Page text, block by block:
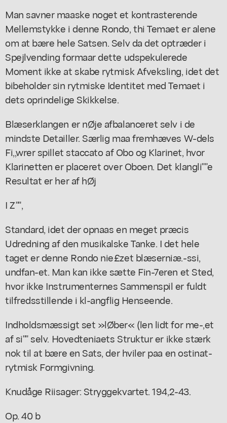
Man savner maaske noget et kontrasterende
Mellemstykke i denne Rondo, thi Temaet er alene
om at bære hele Satsen. Selv da det optræder i
Spejlvending formaar dette udspekulerede
Moment ikke at skabe rytmisk Afveksling, idet det
bibeholder sin rytmiske Identitet med Temaet i
dets oprindelige Skikkelse.
Blæserklangen er nØje afbalanceret selv i de
mindste Detailler. Særlig maa fremhæves W-dels
Fi,,wrer spillet staccato af Obo og Klarinet, hvor
Klarinetten er placeret over Oboen. Det klangli""e
Resultat er her af hØj
I Z"",
Standard, idet der opnaas en meget præcis
Udredning af den musikalske Tanke. I det hele
taget er denne Rondo nie£zet blæserniæ.-ssi,
undfan-et. Man kan ikke sætte Fin-7eren et Sted,
hvor ikke Instrumenternes Sammenspil er fuldt
tilfredsstillende i kl-angflig Henseende.
Indholdsmæssigt set »lØber« (len lidt for me-,et
af si"" selv. Hovedteniaets Struktur er ikke stærk
nok til at bære en Sats, der hviler paa en ostinat-
rytmisk Formgivning.
Knudåge Riisager: Stryggekvartet. 194,2-43.
Op. 40 b